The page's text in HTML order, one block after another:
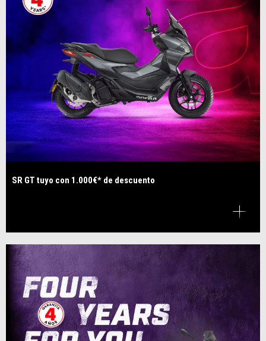
SR GT tuyo con 1.000€* de descuento